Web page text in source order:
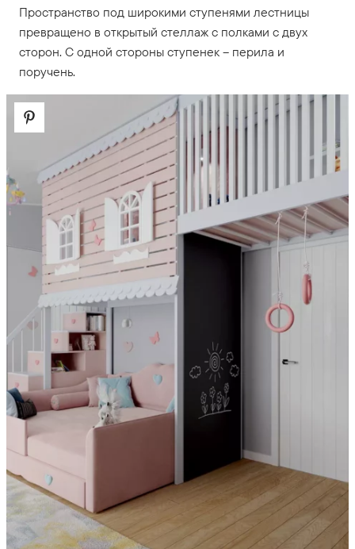
Пространство под широкими ступенями лестницы
превращено в открытый стеллаж с полками с двух
сторон. С одной стороны ступенек – перила и
поручень.